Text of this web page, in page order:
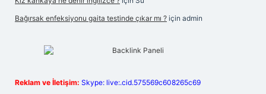
Bağırsak enfeksiyonu gaita testinde çıkar mı ? için admin
Reklam ve İletişim: Skype: live:.cid.575569c608265c69